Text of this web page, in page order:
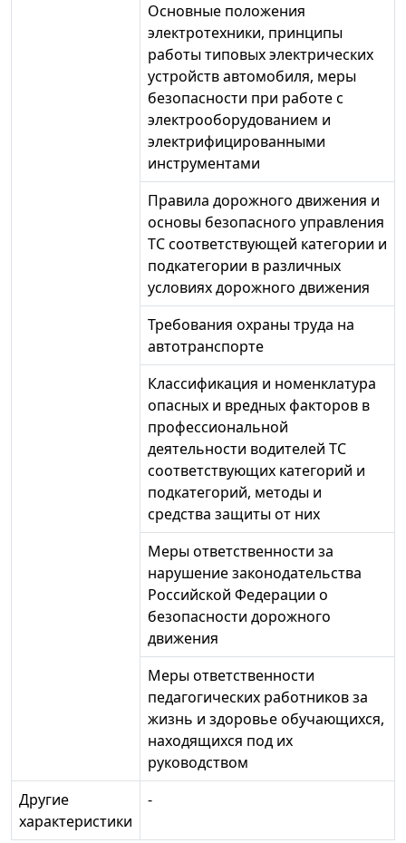
Основные положения
электротехники, принципы
работы типовых электрических
устройств автомобиля, меры
безопасности при работе с
электрооборудованием и
электрифицированными
инструментами
Правила дорожного движения и
основы безопасного управления
ТС соответствующей категории и
подкатегории в различных
условиях дорожного движения
Требования охраны труда на
автотранспорте
Классификация и номенклатура
опасных и вредных факторов в
профессиональной
деятельности водителей ТС
соответствующих категорий и
подкатегорий, методы и
средства защиты от них
Меры ответственности за
нарушение законодательства
Российской Федерации о
безопасности дорожного
движения
Меры ответственности
педагогических работников за
жизнь и здоровье обучающихся,
находящихся под их
руководством
Другие
характеристики
-